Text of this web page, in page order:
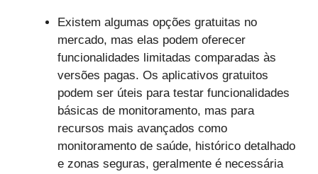
Existem algumas opções gratuitas no
mercado, mas elas podem oferecer
funcionalidades limitadas comparadas às
versões pagas. Os aplicativos gratuitos
podem ser úteis para testar funcionalidades
básicas de monitoramento, mas para
recursos mais avançados como
monitoramento de saúde, histórico detalhado
e zonas seguras, geralmente é necessária